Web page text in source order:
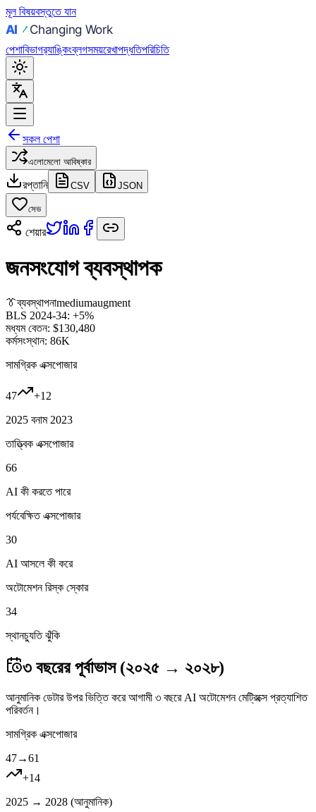
মূল বিষয়বস্তুতে যান
পেশাবিভাগর‍্যাঙ্কিংব্লগসময়রেখাপদ্ধতিপরিচিতি
সকল পেশা
এলোমেলো আবিষ্কার
রপ্তানি CSV JSON
সেভ
শেয়ার
জনসংযোগ ব্যবস্থাপক
👔ব্যবস্থাপনাmediumaugment
BLS 2024-34: +5%
মধ্যম বেতন: $130,480
কর্মসংস্থান: 86K
সামগ্রিক এক্সপোজার
47 +12
2025 বনাম 2023
তাত্ত্বিক এক্সপোজার
66
AI কী করতে পারে
পর্যবেক্ষিত এক্সপোজার
30
AI আসলে কী করে
অটোমেশন রিস্ক স্কোর
34
স্থানচ্যুতি ঝুঁকি
৩ বছরের পূর্বাভাস (২০২৫ → ২০২৮)
আনুমানিক ডেটার উপর ভিত্তি করে আগামী ৩ বছরে AI অটোমেশন মেট্রিক্সে প্রত্যাশিত
পরিবর্তন।
সামগ্রিক এক্সপোজার
47→61
+14
2025 → 2028 (আনুমানিক)